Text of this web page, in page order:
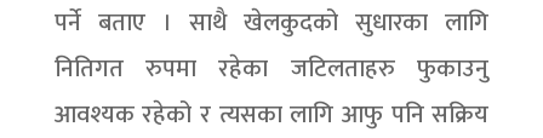
पर्ने बताए । साथै खेलकुदको सुधारका लागि
नितिगत रुपमा रहेका जटिलताहरु फुकाउनु
आवश्यक रहेको र त्यसका लागि आफु पनि सक्रिय